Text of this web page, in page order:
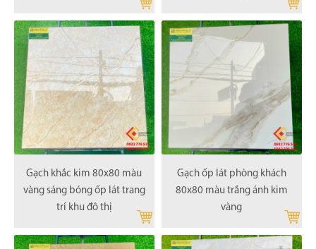
Gạch khắc kim 80x80 màu
vàng sáng bóng ốp lát trang
trí khu đô thị
Gạch ốp lát phòng khách
80x80 màu trắng ánh kim
vàng